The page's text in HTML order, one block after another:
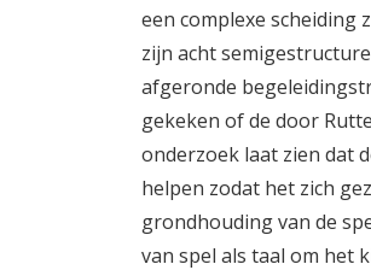
een complexe scheiding
zijn acht
afgeronde
gekeken of de door
onderzoek laat zien dat
helpen zodat het zich
grondhouding van de
van spel als taal om het